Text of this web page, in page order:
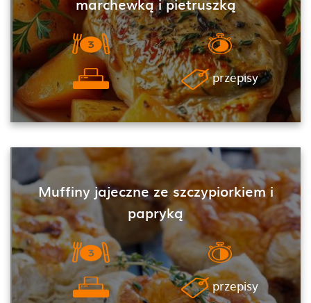
przepisy
Muffiny jajeczne ze szczypiorkiem i
papryką
przepisy